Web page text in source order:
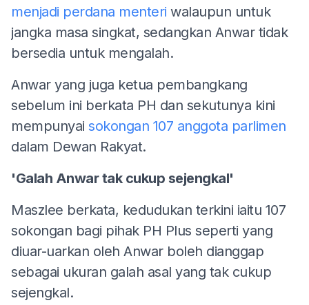
menjadi perdana menteri walaupun untuk
jangka masa singkat, sedangkan Anwar tidak
bersedia untuk mengalah.
Anwar yang juga ketua pembangkang
sebelum ini berkata PH dan sekutunya kini
mempunyai sokongan 107 anggota parlimen
dalam Dewan Rakyat.
'Galah Anwar tak cukup sejengkal'
Maszlee berkata, kedudukan terkini iaitu 107
sokongan bagi pihak PH Plus seperti yang
diuar-uarkan oleh Anwar boleh dianggap
sebagai ukuran galah asal yang tak cukup
sejengkal.